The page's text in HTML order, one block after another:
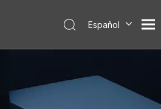
Español